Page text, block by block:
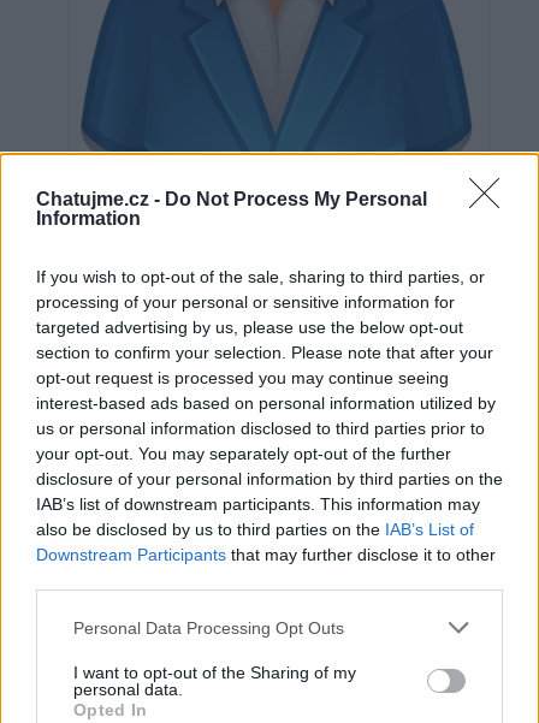
Chatujme.cz - Do Not Process My Personal
Information
If you wish to opt-out of the sale, sharing to third parties, or
processing of your personal or sensitive information for
targeted advertising by us, please use the below opt-out
section to confirm your selection. Please note that after your
opt-out request is processed you may continue seeing
interest-based ads based on personal information utilized by
us or personal information disclosed to third parties prior to
your opt-out. You may separately opt-out of the further
disclosure of your personal information by third parties on the
IAB’s list of downstream participants. This information may
also be disclosed by us to third parties on the IAB’s List of
Downstream Participants that may further disclose it to other
Personal Data Processing Opt Outs
I want to opt-out of the Sharing of my
personal data.
Opted In
Věk: 26
Země:
Kontakt
Napsat uživateli vzkaz
Informace o profilu a chatu
Online: Není nikde online
Prochatováno: 8.96 hod.